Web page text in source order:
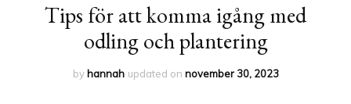
Tips för att komma igång med
odling och plantering
by hannah updated on november 30, 2023